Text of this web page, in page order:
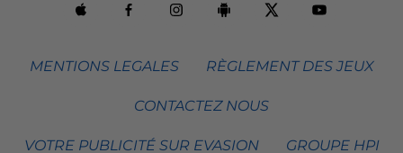
MENTIONS LEGALES RÈGLEMENT DES JEUX
CONTACTEZ NOUS
VOTRE PUBLICITÉ SUR EVASION GROUPE HPI